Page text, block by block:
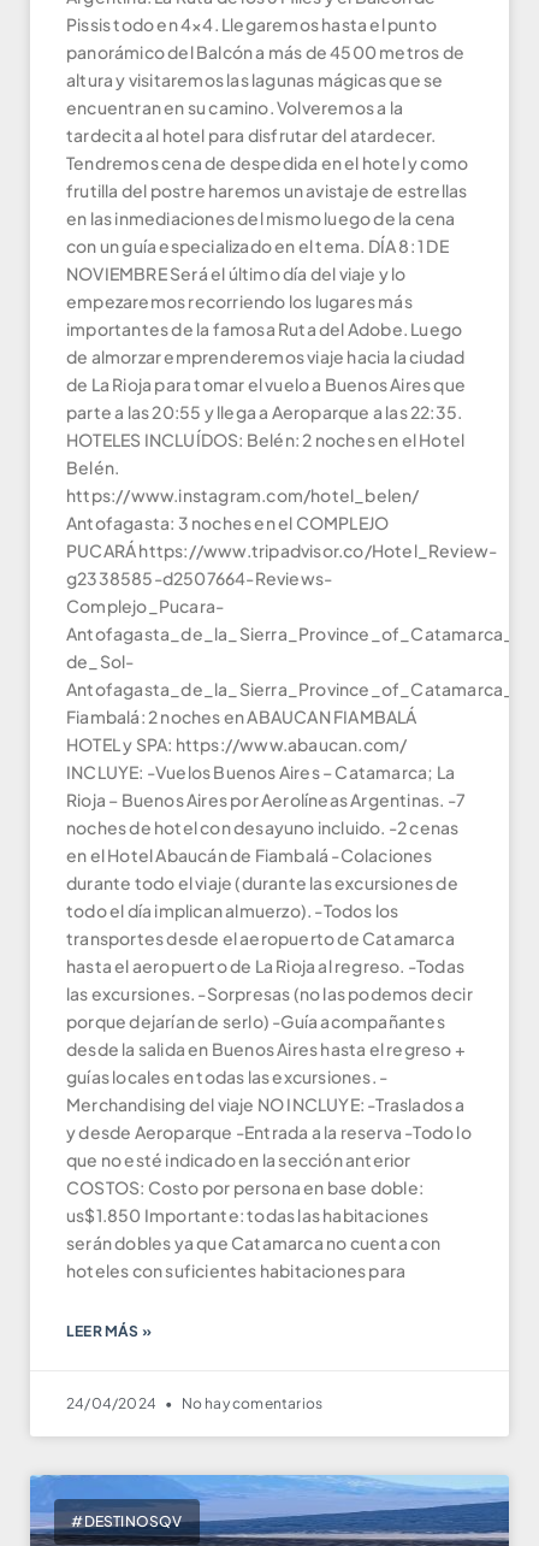
Pissis todo en 4×4. Llegaremos hasta el punto
panorámico del Balcón a más de 4500 metros de
altura y visitaremos las lagunas mágicas que se
encuentran en su camino. Volveremos a la
tardecita al hotel para disfrutar del atardecer.
Tendremos cena de despedida en el hotel y como
frutilla del postre haremos un avistaje de estrellas
en las inmediaciones del mismo luego de la cena
con un guía especializado en el tema. DÍA 8: 1 DE
NOVIEMBRE Será el último día del viaje y lo
empezaremos recorriendo los lugares más
importantes de la famosa Ruta del Adobe. Luego
de almorzar emprenderemos viaje hacia la ciudad
de La Rioja para tomar el vuelo a Buenos Aires que
parte a las 20:55 y llega a Aeroparque a las 22:35.
HOTELES INCLUÍDOS: Belén: 2 noches en el Hotel
Belén.
https://www.instagram.com/hotel_belen/
Antofagasta: 3 noches en el COMPLEJO
PUCARÁ https://www.tripadvisor.co/Hotel_Review-
g2338585-d2507664-Reviews-
Complejo_Pucara-
de_Sol-
Fiambalá: 2 noches en ABAUCAN FIAMBALÁ
HOTEL y SPA: https://www.abaucan.com/
INCLUYE: -Vuelos Buenos Aires – Catamarca; La
Rioja – Buenos Aires por Aerolíneas Argentinas. -7
noches de hotel con desayuno incluido. -2 cenas
en el Hotel Abaucán de Fiambalá -Colaciones
durante todo el viaje (durante las excursiones de
todo el día implican almuerzo). -Todos los
transportes desde el aeropuerto de Catamarca
hasta el aeropuerto de La Rioja al regreso. -Todas
las excursiones. -Sorpresas (no las podemos decir
porque dejarían de serlo) -Guía acompañantes
desde la salida en Buenos Aires hasta el regreso +
guías locales en todas las excursiones. -
Merchandising del viaje NO INCLUYE: -Traslados a
y desde Aeroparque -Entrada a la reserva -Todo lo
que no esté indicado en la sección anterior
COSTOS: Costo por persona en base doble:
us$1.850 Importante: todas las habitaciones
serán dobles ya que Catamarca no cuenta con
hoteles con suficientes habitaciones para
LEER MÁS »
24/04/2024 No hay comentarios
#DESTINOSQV